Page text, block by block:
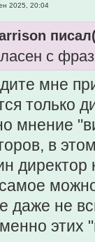
2025, 20:04
с
мне
только
мнение
в
директор
даже не
этих